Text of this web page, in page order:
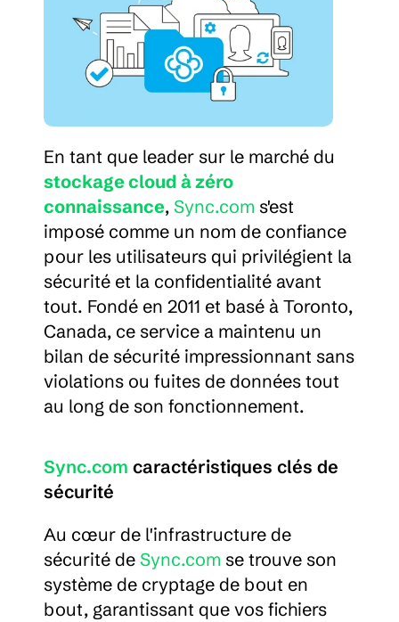
stockage cloud à zéro
connaissance, Sync.com s'est
imposé comme un nom de confiance
pour les utilisateurs qui privilégient la
sécurité et la confidentialité avant
tout. Fondé en 2011 et basé à Toronto,
Canada, ce service a maintenu un
bilan de sécurité impressionnant sans
violations ou fuites de données tout
au long de son fonctionnement.
Sync.com caractéristiques clés de
sécurité
Au cœur de l'infrastructure de
sécurité de Sync.com se trouve son
système de cryptage de bout en
bout, garantissant que vos fichiers